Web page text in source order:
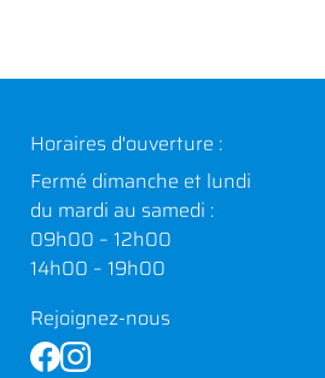
Horaires d'ouverture :
Fermé dimanche et lundi
du mardi au samedi :
09h00 – 12h00
14h00 – 19h00
Rejoignez-nous